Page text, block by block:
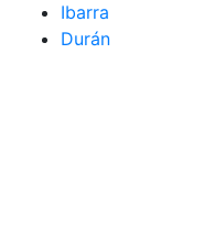
Ibarra
Durán